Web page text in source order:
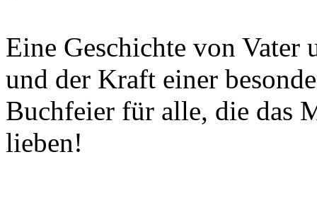
Eine Geschichte von Vater
und der Kraft einer
Buchfeier für alle, die das
lieben!